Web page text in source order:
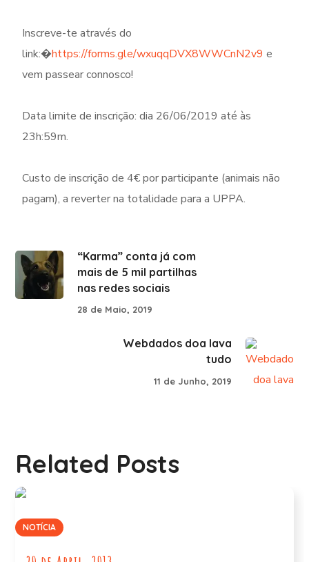
Inscreve-te através do
link:�https://forms.gle/wxuqqDVX8WWCnN2v9 e
vem passear connosco!
Data limite de inscrição: dia 26/06/2019 até às
23h:59m.
Custo de inscrição de 4€ por participante (animais não
pagam), a reverter na totalidade para a UPPA.
“Karma” conta já com
mais de 5 mil partilhas
nas redes sociais
28 de Maio, 2019
Webdados doa lava
tudo
11 de Junho, 2019
Related Posts
NOTÍCIA